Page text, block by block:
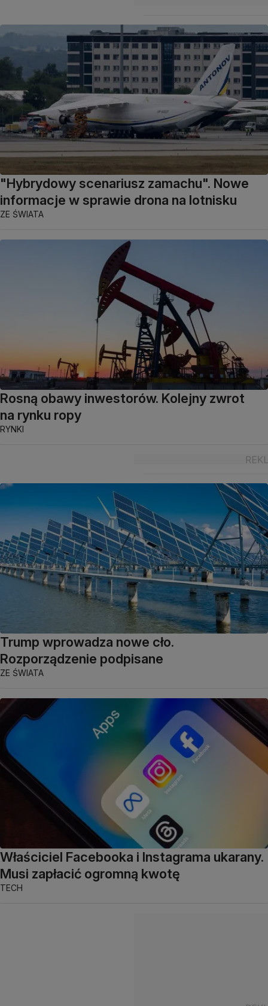
"Hybrydowy scenariusz zamachu". Nowe
informacje w sprawie drona na lotnisku
ZE ŚWIATA
Rosną obawy inwestorów. Kolejny zwrot
na rynku ropy
RYNKI
Trump wprowadza nowe cło.
Rozporządzenie podpisane
ZE ŚWIATA
Właściciel Facebooka i Instagrama ukarany.
Musi zapłacić ogromną kwotę
TECH